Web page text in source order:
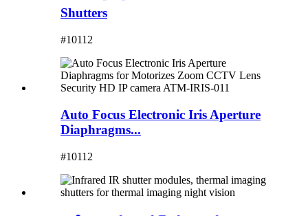
Shutters
#10112
Auto Focus Electronic Iris Aperture
Diaphragms...
#10112